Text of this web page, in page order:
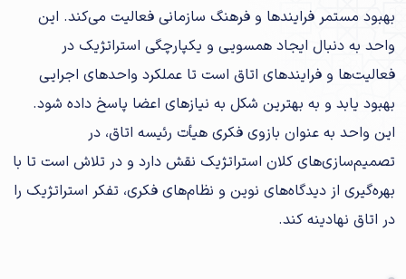
بهبود مستمر فرایندها و فرهنگ سازمانی فعالیت می‌کند. این
واحد به دنبال ایجاد همسویی و یکپارچگی استراتژیک در
فعالیت‌ها و فرایندهای اتاق است تا عملکرد واحدهای اجرایی
بهبود یابد و به بهترین شکل به نیازهای اعضا پاسخ داده شود.
این واحد به عنوان بازوی فکری هیأت رئیسه اتاق، در
تصمیم‌سازی‌های کلان استراتژیک نقش دارد و در تلاش است تا با
بهره‌گیری از دیدگاه‌های نوین و نظام‌های فکری، تفکر استراتژیک را
در اتاق نهادینه کند.